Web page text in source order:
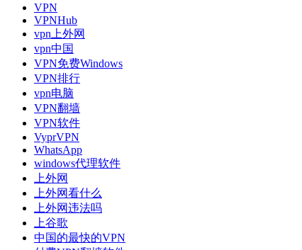
VPN
VPNHub
vpn上外网
vpn中国
VPN免费Windows
VPN排行
vpn电脑
VPN翻墙
VPN软件
VyprVPN
WhatsApp
windows代理软件
上外网
上外网看什么
上外网违法吗
上谷歌
中国的最快的VPN